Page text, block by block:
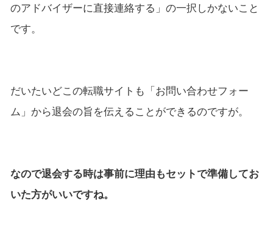
のアドバイザーに直接連絡する」の一択しかないこと
です。
だいたいどこの転職サイトも「お問い合わせフォー
ム」から退会の旨を伝えることができるのですが。
なので退会する時は事前に理由もセットで準備してお
いた方がいいですね。